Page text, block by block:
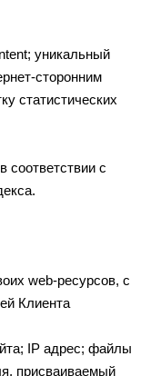
уникальный
сторонним
статистических
соответствии с
web-ресурсов, с
Клиента
IP адрес; файлы
присваиваемый